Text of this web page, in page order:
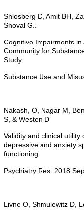
Shlosberg D, Amit BH,
Shoval G..
Cognitive Impairments
Community for
Study.
Substance Use and
Nakash, O, Nagar M,
S, & Westen D
Validity and clinical
depressive and anxiety
functioning.
Psychiatry Res. 2018
Livne O, Shmulewitz D,